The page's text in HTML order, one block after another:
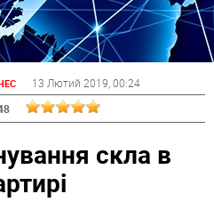
13 Лютий 2019 , 00:24
скла в